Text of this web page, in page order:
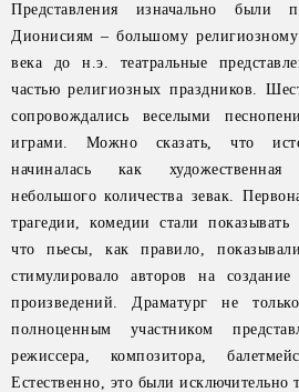
Представления изначально были
Дионисиям – большому
века до н.э. театральные
частью религиозных праздников.
сопровождались веселыми
играми. Можно сказать, что
начиналась как художественная
небольшого количества зевак.
трагедии, комедии стали показывать
что пьесы, как правило,
стимулировало авторов на
произведений. Драматург не
полноценным участником
режиссера, композитора,
Естественно, это были исключительно